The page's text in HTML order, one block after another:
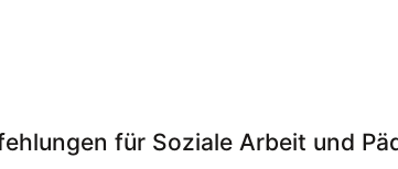
für Soziale Arbeit und